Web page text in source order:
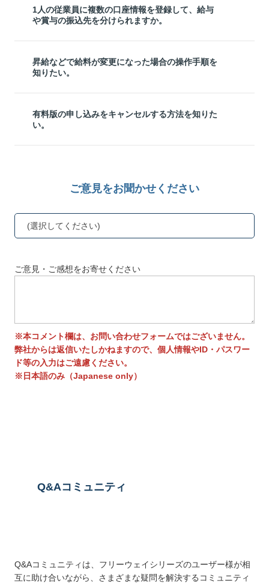
1人の従業員に複数の口座情報を登録して、給与
や賞与の振込先を分けられますか。
昇給などで給料が変更になった場合の操作手順を
知りたい。
有料版の申し込みをキャンセルする方法を知りた
い。
ご意見をお聞かせください
(選択してください)
ご意見・ご感想をお寄せください
※本コメント欄は、お問い合わせフォームではございません。
弊社からは返信いたしかねますので、個人情報やID・パスワー
ド等の入力はご遠慮ください。
※日本語のみ（Japanese only）
Q&Aコミュニティ
Q&Aコミュニティは、フリーウェイシリーズのユーザー様が相
互に助け合いながら、さまざまな疑問を解決するコミュニティ